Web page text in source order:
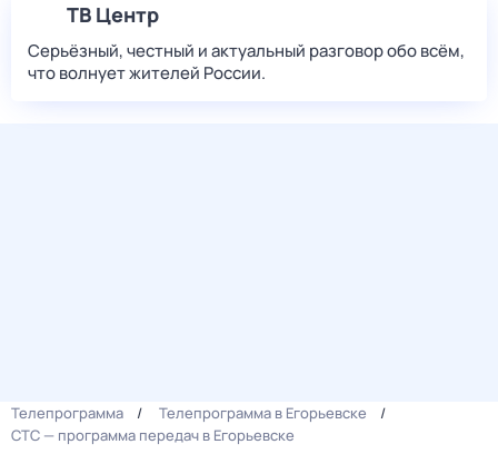
ТВ Центр
Серьёзный, честный и актуальный разговор обо всём,
что волнует жителей России.
Телепрограмма
Телепрограмма в Егорьевске
СТС — программа передач в Егорьевске